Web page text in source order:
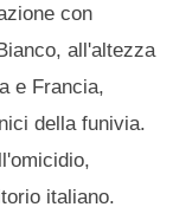
con
all'altezza
e Francia,
della funivia.
italiano.